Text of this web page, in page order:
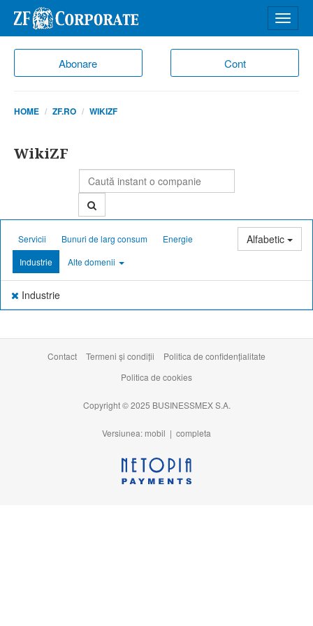
Abonare Cont
meniu
HOME ZF.RO WIKIZF
WikiZF
Alfabetic
Servicii Bunuri de larg consum
Energie
Industrie
Alte domenii
Industrie
Contact Termeni şi condiţii
Politica de confidențialitate
Politica de cookies
Copyright © 2025 BUSINESSMEX S.A.
Versiunea: mobil | completa